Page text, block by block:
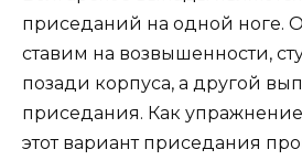
приседаний на одной ноге.
ставим на возвышенности,
позади корпуса, а другой
приседания. Как
этот вариант приседания